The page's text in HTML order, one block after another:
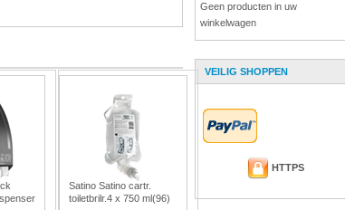
Satino Satino cartr.
toiletbrilr.4 x 750 ml(96)
Geen producten in uw
winkelwagen
VEILIG SHOPPEN
HTTPS